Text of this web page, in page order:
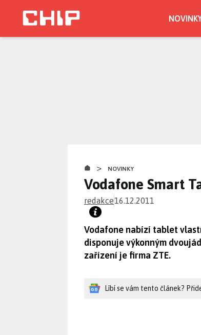
> NOVINKY
Vodafone Smart
redakce16.12.2011
Vodafone nabízí tablet
disponuje výkonným
zařízení je firma ZTE.
Líbí se vám tento článek?